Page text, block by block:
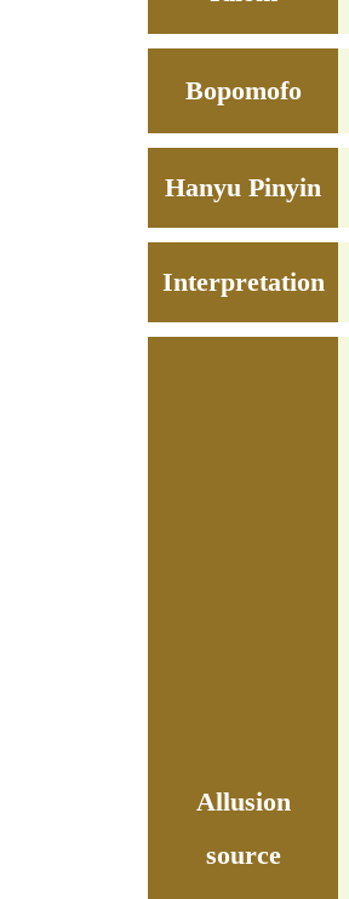
Bopomofo
Hanyu Pinyin
Interpretation
Allusion
source